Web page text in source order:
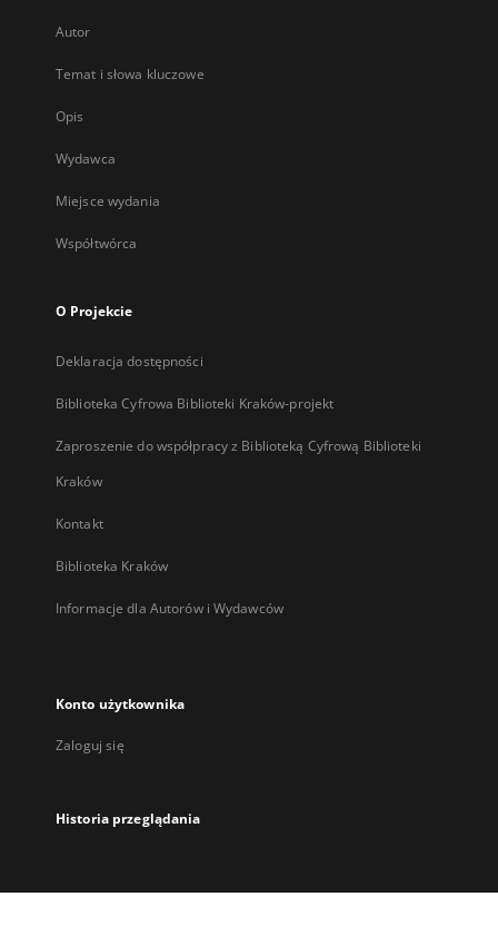
Autor
Temat i słowa kluczowe
Opis
Wydawca
Miejsce wydania
Współtwórca
O Projekcie
Deklaracja dostępności
Biblioteka Cyfrowa Biblioteki Kraków-projekt
Zaproszenie do współpracy z Biblioteką Cyfrową Biblioteki
Kraków
Kontakt
Biblioteka Kraków
Informacje dla Autorów i Wydawców
Konto użytkownika
Zaloguj się
Historia przeglądania